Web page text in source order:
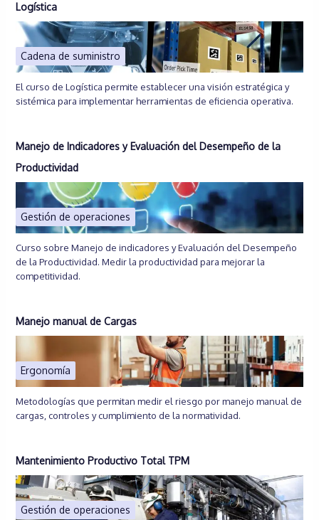
Logística
Cadena de suministro
El curso de Logística permite establecer una visión estratégica y
sistémica para implementar herramientas de eficiencia operativa.
Manejo de Indicadores y Evaluación del Desempeño de la
Productividad
Gestión de operaciones
Curso sobre Manejo de indicadores y Evaluación del Desempeño
de la Productividad. Medir la productividad para mejorar la
competitividad.
Manejo manual de Cargas
Ergonomía
Metodologías que permitan medir el riesgo por manejo manual de
cargas, controles y cumplimiento de la normatividad.
Mantenimiento Productivo Total TPM
Gestión de operaciones